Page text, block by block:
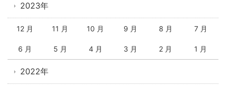
2023年
12 月 11 月 10 月 9 月 8 月 7 月
6 月 5 月 4 月 3 月 2 月 1 月
2022年